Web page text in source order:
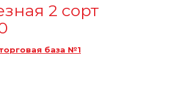
2 сорт
база №1